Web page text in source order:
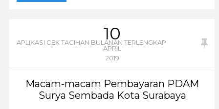
10
APRIL
2019
APLIKASI CEK TAGIHAN BULANAN TERLENGKAP
Macam-macam Pembayaran PDAM
Surya Sembada Kota Surabaya